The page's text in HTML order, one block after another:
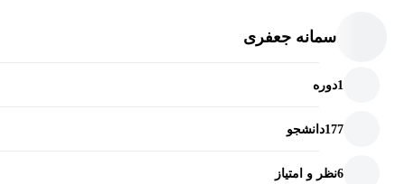
سمانه جعفری
1دوره
177دانشجو
6نظر و امتیاز